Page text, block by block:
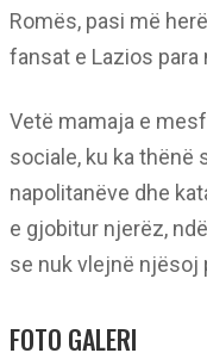
Romës, pasi më
fansat e Lazios para
Vetë mamaja e
sociale, ku ka thënë
napolitanëve dhe
e gjobitur njerëz,
se nuk vlejnë njësoj
FOTO GALERI